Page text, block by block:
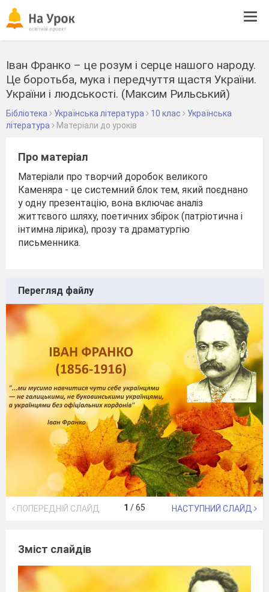
Іван Франко – це розум і серце нашого народу.
Це боротьба, мука і передчуття щастя України.
України і людськості. (Максим Рильський)
Бібліотека Українська література 10 клас
Українська
література
Матеріали до уроків
Про матеріал
Матеріали про творчий доробок великого
Каменяра - це системний блок тем, який поєднано
у одну презентацію, вона включає аналіз
життєвого шляху, поетичних збірок (патріотична і
інтимна лірика), прозу та драматургію
письменника.
Перегляд файлу
ПОПЕРЕДНІЙ СЛАЙД 1 /65 НАСТУПНИЙ СЛАЙД
Зміст слайдів